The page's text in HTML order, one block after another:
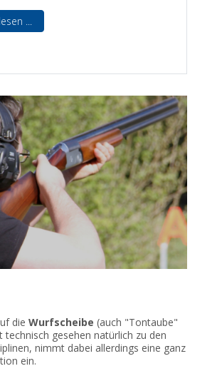
...
die Wurfscheibe (auch "Tontaube"
technisch gesehen natürlich zu den
nimmt dabei allerdings eine ganz
ein.